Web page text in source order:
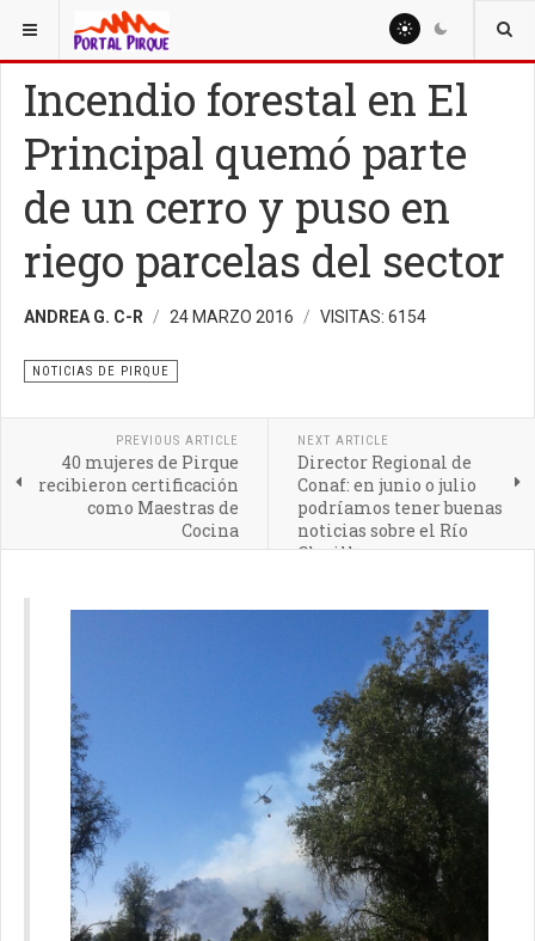
ESTÁ AQUÍ: NOTICIAS
Incendio forestal en El
Principal quemó parte
de un cerro y puso en
riego parcelas del sector
ANDREA G. C-R 24 MARZO 2016 VISITAS: 6154
NOTICIAS DE PIRQUE
PREVIOUS ARTICLE
40 mujeres de Pirque
recibieron certificación
como Maestras de
Cocina
NEXT ARTICLE
Director Regional de
Conaf: en junio o julio
podríamos tener buenas
noticias sobre el Río
Clarillo